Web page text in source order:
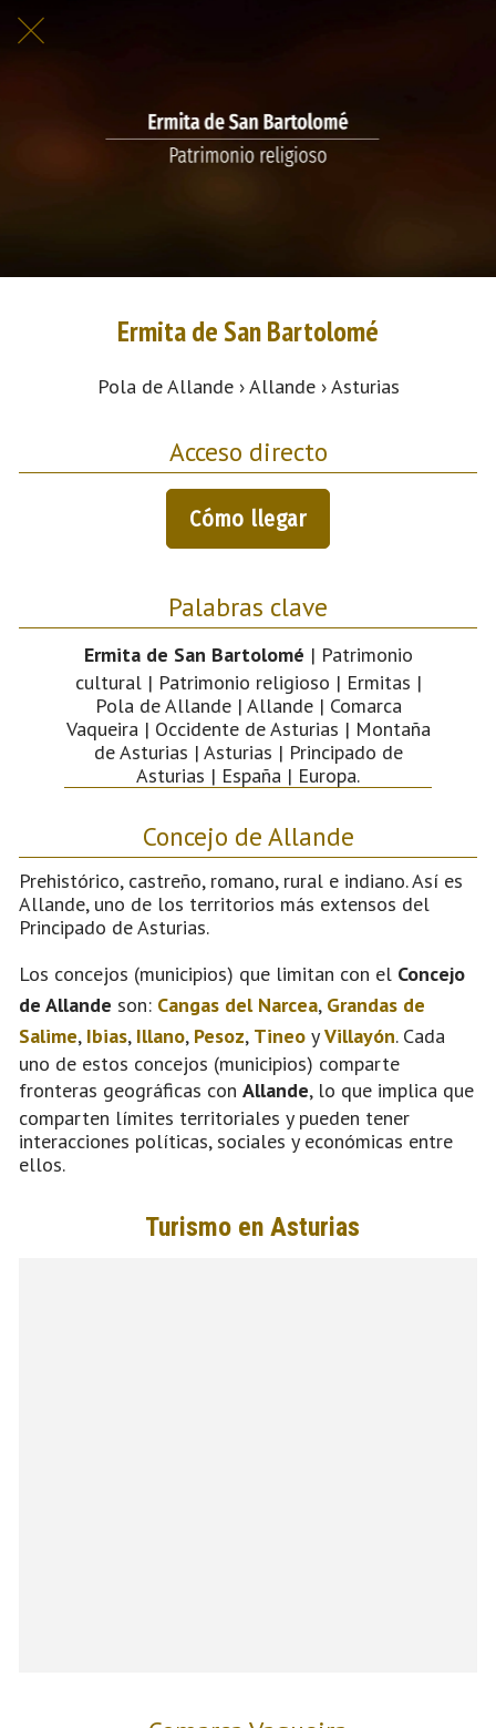
Ermita de San Bartolomé
Pola de Allande › Allande › Asturias
Acceso directo
Cómo llegar
Palabras clave
Ermita de San Bartolomé | Patrimonio
cultural | Patrimonio religioso | Ermitas |
Pola de Allande | Allande | Comarca
Vaqueira | Occidente de Asturias | Montaña
de Asturias | Asturias | Principado de
Asturias | España | Europa.
Concejo de Allande
Prehistórico, castreño, romano, rural e indiano. Así es
Allande, uno de los territorios más extensos del
Principado de Asturias.
Los concejos (municipios) que limitan con el Concejo
de Allande son: Cangas del Narcea, Grandas de
Salime, Ibias, Illano, Pesoz, Tineo yVillayón. Cada
uno de estos concejos (municipios) comparte
fronteras geográficas con Allande, lo que implica que
comparten límites territoriales y pueden tener
interacciones políticas, sociales y económicas entre
ellos.